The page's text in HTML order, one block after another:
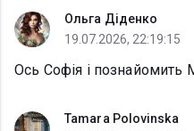
Ольга Діденко
19.07.2026, 22:19:15
Ось Софія і познайомить
Tamara Polovinska